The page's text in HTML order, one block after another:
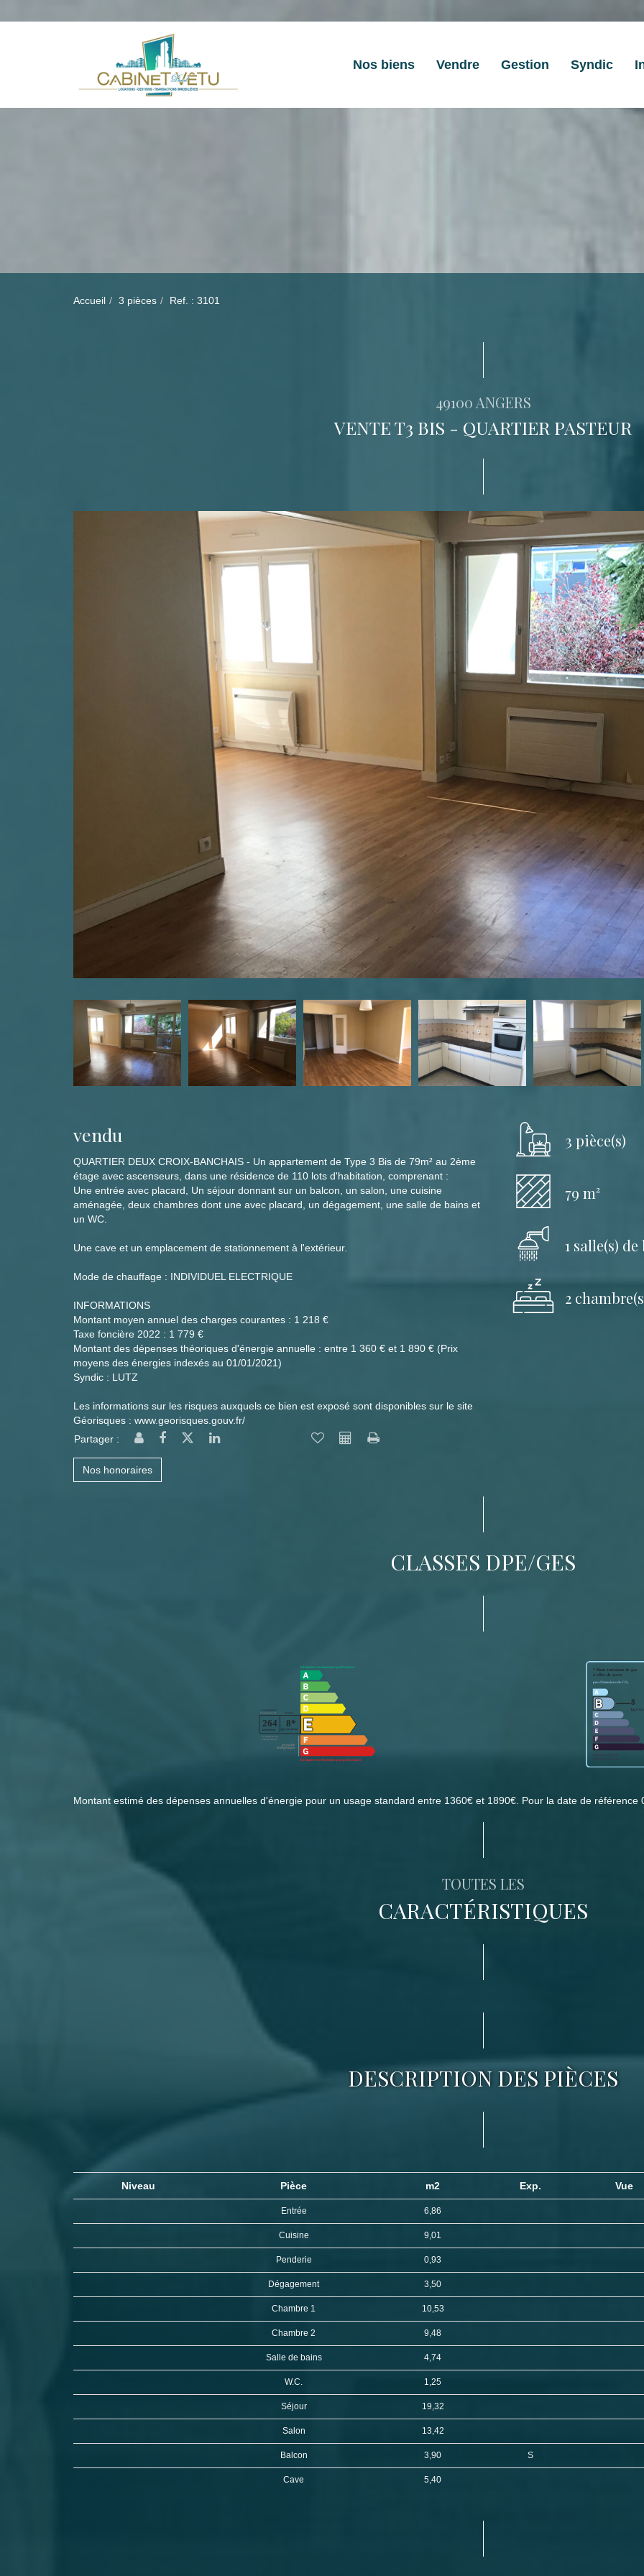
Nos biens Vendre Gestion Syndic
Accueil 3 pièces Ref. : 3101
49100 ANGERS
VENTE T3 BIS - QUARTIER PASTEUR
vendu
QUARTIER DEUX CROIX-BANCHAIS - Un appartement de Type 3 Bis de 79m² au 2ème
étage avec ascenseurs, dans une résidence de 110 lots d'habitation, comprenant :
Une entrée avec placard, Un séjour donnant sur un balcon, un salon, une cuisine
aménagée, deux chambres dont une avec placard, un dégagement, une salle de bains et
un WC.
Une cave et un emplacement de stationnement à l'extérieur.
Mode de chauffage : INDIVIDUEL ELECTRIQUE
INFORMATIONS
Montant moyen annuel des charges courantes : 1 218 €
Taxe foncière 2022 : 1 779 €
Montant des dépenses théoriques d'énergie annuelle : entre 1 360 € et 1 890 € (Prix
moyens des énergies indexés au 01/01/2021)
Syndic : LUTZ
Les informations sur les risques auxquels ce bien est exposé sont disponibles sur le site
Géorisques : www.georisques.gouv.fr/
Partager :
Nos honoraires
3 pièce(s)
79 m²
1 salle(s)
2
CLASSES DPE/GES
Montant estimé des dépenses annuelles d'énergie pour un usage standard entre 1360€ et 1890€. Pour la date de référence
TOUTES LES
CARACTÉRISTIQUES
DESCRIPTION DES PIÈCES
Niveau Pièce m2 Exp. Vue
Entrée 6,86
Cuisine 9,01
Penderie 0,93
Dégagement 3,50
Chambre 1 10,53
Chambre 2 9,48
Salle de bains 4,74
W.C. 1,25
Séjour 19,32
Salon 13,42
Balcon 3,90 S
Cave 5,40